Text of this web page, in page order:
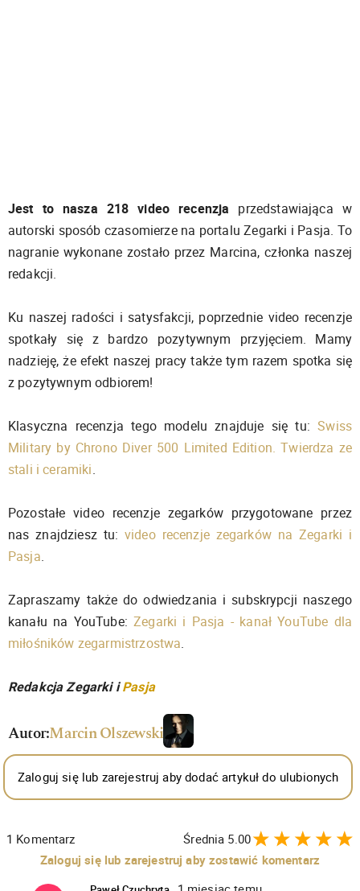
Jest to nasza 218 video recenzja przedstawiająca w
autorski sposób czasomierze na portalu Zegarki i Pasja. To
nagranie wykonane zostało przez Marcina, członka naszej
redakcji.
Ku naszej radości i satysfakcji, poprzednie video recenzje
spotkały się z bardzo pozytywnym przyjęciem. Mamy
nadzieję, że efekt naszej pracy także tym razem spotka się
z pozytywnym odbiorem!
Klasyczna recenzja tego modelu znajduje się tu:Swiss
Military by Chrono Diver 500 Limited Edition. Twierdza ze
stali i ceramiki.
Pozostałe video recenzje zegarków przygotowane przez
nas znajdziesz tu: video recenzje zegarków na Zegarki i
Pasja.
Zapraszamy także do odwiedzania i subskrypcji naszego
kanału na YouTube:Zegarki i Pasja - kanał YouTube dla
miłośników zegarmistrzostwa.
Redakcja Zegarki iPasja
Autor:Marcin Olszewski
Zaloguj się lub zarejestruj aby dodać artykuł do ulubionych
1 Komentarz Średnia 5.00
Zaloguj się lub zarejestruj aby zostawić komentarz